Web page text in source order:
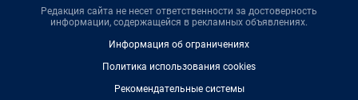
Редакция сайта не несет ответственности за достоверность
информации, содержащейся в рекламных объявлениях.
Информация об ограничениях
Политика использования cookies
Рекомендательные системы